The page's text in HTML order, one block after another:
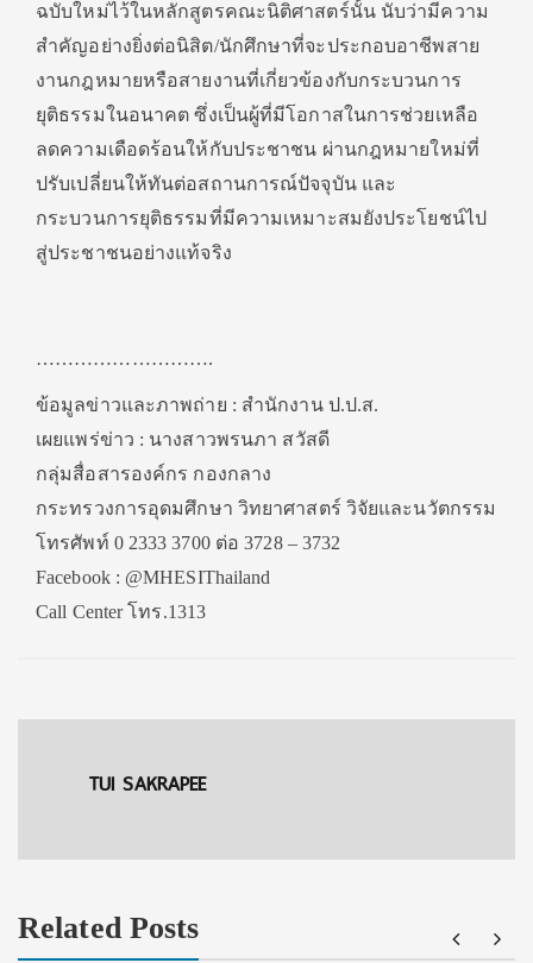
ฉบับใหม่ไว้ในหลักสูตรคณะนิติศาสตร์นั้น นับว่ามีความ
สําคัญอย่างยิ่งต่อนิสิต/นักศึกษาที่จะประกอบอาชีพสาย
งานกฎหมายหรือสายงานที่เกี่ยวข้องกับกระบวนการ
ยุติธรรมในอนาคต ซึ่งเป็นผู้ที่มีโอกาสในการช่วยเหลือ
ลดความเดือดร้อนให้กับประชาชน ผ่านกฎหมายใหม่ที่
ปรับเปลี่ยนให้ทันต่อสถานการณ์ปัจจุบัน และ
กระบวนการยุติธรรมที่มีความเหมาะสมยังประโยชน์ไป
สู่ประชาชนอย่างแท้จริง
……………………….
ข้อมูลข่าวและภาพถ่าย : สํานักงาน ป.ป.ส.
เผยแพร่ข่าว : นางสาวพรนภา สวัสดี
กลุ่มสื่อสารองค์กร กองกลาง
กระทรวงการอุดมศึกษา วิทยาศาสตร์ วิจัยและนวัตกรรม
โทรศัพท์ 0 2333 3700 ต่อ 3728 – 3732
Facebook : @MHESIThailand
Call Center โทร.1313
TUI SAKRAPEE
Related Posts